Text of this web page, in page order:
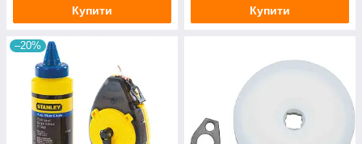
Купити Купити
–20%